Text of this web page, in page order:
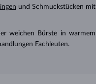
und Schmuckstücken mit
weichen Bürste in warmem
Fachleuten.